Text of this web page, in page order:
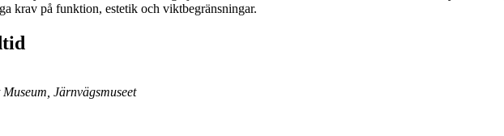
krav på funktion, estetik och viktbegränsningar.
Järnvägsmuseet